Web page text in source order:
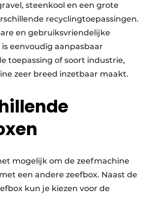
steenkool en een grote
recyclingtoepassingen.
en gebruiksvriendelijke
eenvoudig aanpasbaar
toepassing of soort industrie,
zeer breed inzetbaar maakt.
mogelijk om de zeefmachine
een andere zeefbox. Naast de
kun je kiezen voor de